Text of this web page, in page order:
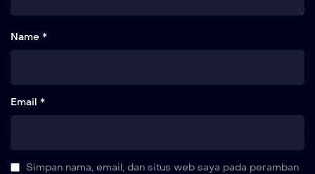
Name *
Email *
Simpan nama, email, dan situs web saya pada peramban